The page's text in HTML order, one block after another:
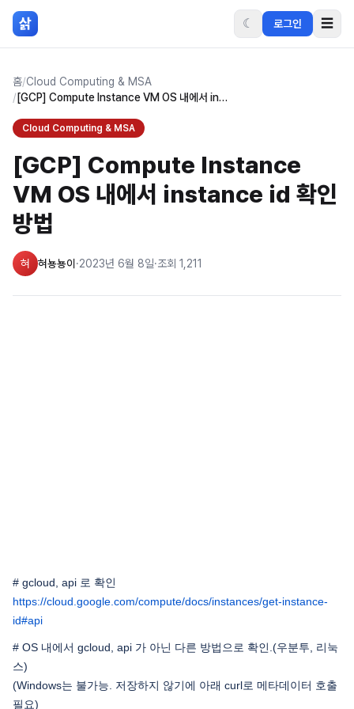
본문 바로가기
삵 ☾ 로그인 ☰
홈/Cloud Computing & MSA
/
[GCP] Compute Instance VM OS 내에서 instance id 확인 방법
Cloud Computing & MSA
[GCP] Compute Instance
VM OS 내에서 instance id 확인
방법
혀 혀뇽뇽이 ·2023년 6월 8일·조회 1,211
# gcloud, api 로 확인
https://cloud.google.com/compute/docs/instances/get-instance-
id#api
# OS 내에서 gcloud, api 가 아닌 다른 방법으로 확인.(우분투, 리눅
스)
(Windows는 불가능. 저장하지 않기에 아래 curl로 메타데이터 호출
필요)